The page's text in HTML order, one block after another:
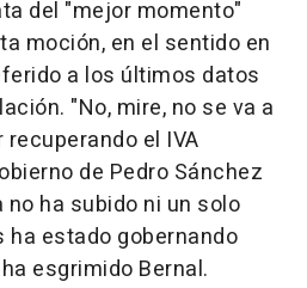
del "mejor momento"
moción, en el sentido en
a los últimos datos
"No, mire, no se va a
recuperando el IVA
de Pedro Sánchez
ha subido ni un solo
ha estado gobernando
esgrimido Bernal.